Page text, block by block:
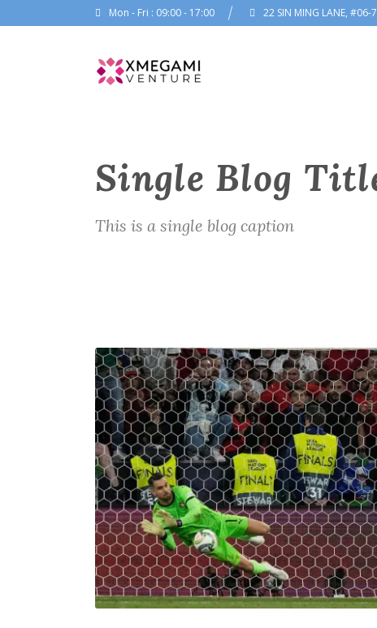
Mon - Fri : 09:00 - 17:00 22 SIN MING LANE, #06-
Single Blog
This is a single blog caption